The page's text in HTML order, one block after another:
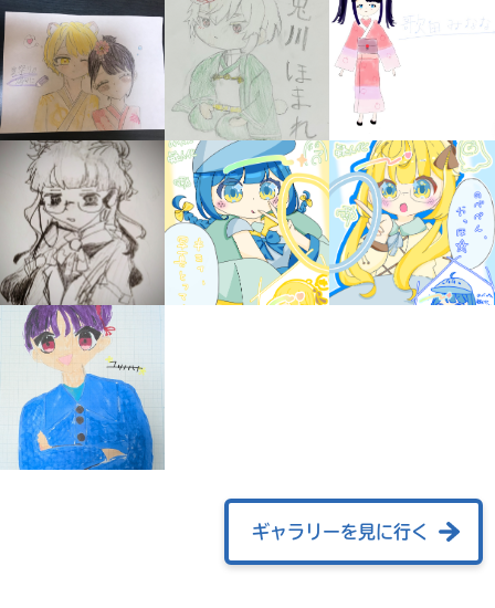
みんなの絵が
見られる
ギャラリー
本だなが作れる！
ギャラリーを見に行く